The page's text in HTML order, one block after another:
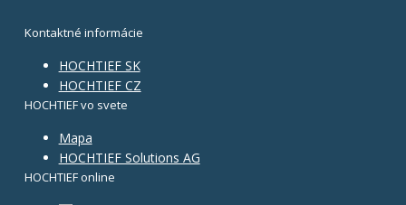
Kontaktné informácie
HOCHTIEF SK
HOCHTIEF CZ
HOCHTIEF vo svete
Mapa
HOCHTIEF Solutions AG
HOCHTIEF online